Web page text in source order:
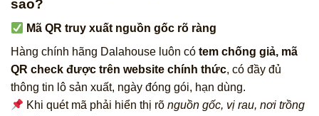
sao?
Mã QR truy xuất nguồn gốc rõ ràng
Hàng chính hãng Dalahouse luôn có tem chống giả, mã
QR check được trên website chính thức, có đầy đủ
thông tin lô sản xuất, ngày đóng gói, hạn dùng.
Khi quét mã phải hiển thị rõnguồn gốc, vị rau, nơi trồng